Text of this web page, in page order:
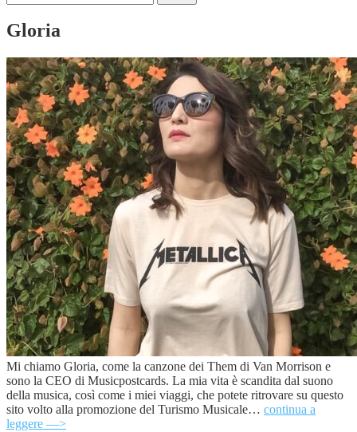
per:
Gloria
Mi chiamo Gloria, come la canzone dei Them di Van Morrison e
sono la CEO di Musicpostcards. La mia vita è scandita dal suono
della musica, così come i miei viaggi, che potete ritrovare su questo
sito volto alla promozione del Turismo Musicale… continua a
leggere —>